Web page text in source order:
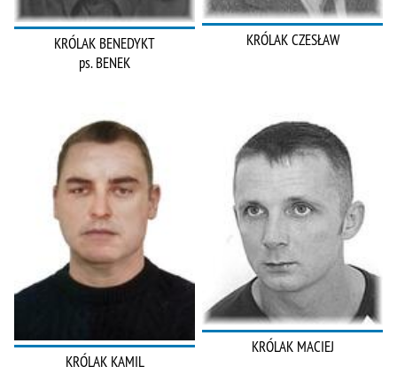
KRÓLAK BENEDYKT
ps. BENEK
KRÓLAK CZESŁAW
KRÓLAK KAMIL
KRÓLAK MACIEJ